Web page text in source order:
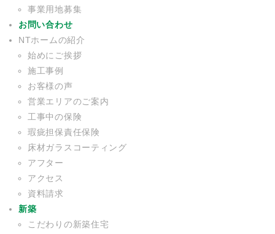
事業用地募集
お問い合わせ
NTホームの紹介
始めにご挨拶
施工事例
お客様の声
営業エリアのご案内
工事中の保険
瑕疵担保責任保険
床材ガラスコーティング
アフター
アクセス
資料請求
新築
こだわりの新築住宅